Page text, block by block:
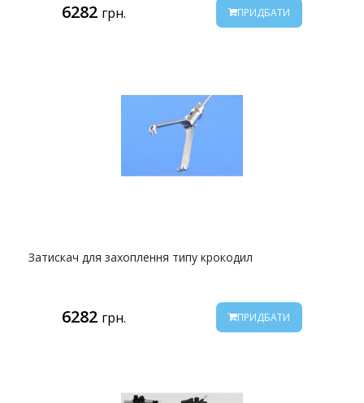
6282 грн. ПРИДБАТИ
Затискач для захоплення типу крокодил
6282 грн. ПРИДБАТИ